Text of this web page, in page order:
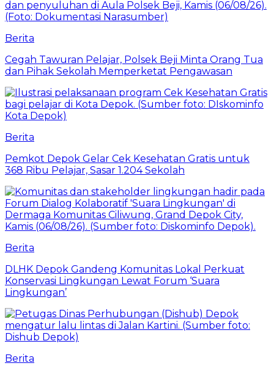
Berita
Cegah Tawuran Pelajar, Polsek Beji Minta Orang Tua
dan Pihak Sekolah Memperketat Pengawasan
Berita
Pemkot Depok Gelar Cek Kesehatan Gratis untuk
368 Ribu Pelajar, Sasar 1.204 Sekolah
Berita
DLHK Depok Gandeng Komunitas Lokal Perkuat
Konservasi Lingkungan Lewat Forum ‘Suara
Lingkungan’
Berita